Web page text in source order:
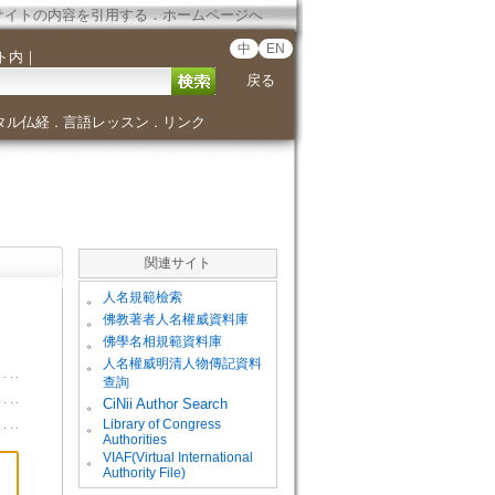
イトの内容を引用する．ホームページへ
内 ｜ 中 EN
戻る
ル仏経． 言語レッスン ． リンク
関連サイト
。 人名規範檢索
。 佛教著者人名權威資料庫
。 佛學名相規範資料庫
。
人名權威明清人物傳記資料
查詢
。
CiNii Author Search
。
Library of Congress
Authorities
。
VIAF(Virtual International
Authority File)